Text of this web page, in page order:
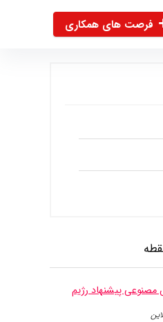
فرصت های همکاری
مصنوعی پیشنهاد رژیم